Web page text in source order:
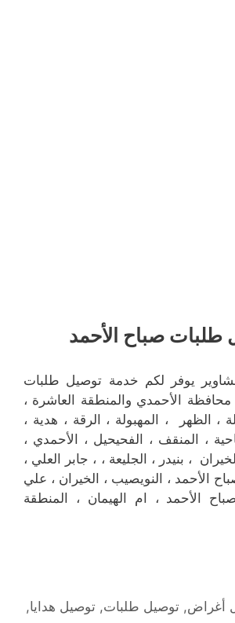
طلبات صباح الأحمد
يوفر لكم خدمة توصيل طلبات
الأحمدي والمنطقة العاشرة ،
، الظهر ، المهبولة ، الرقة ، هدية ،
، المنقف ، الفحيحيل ، الأحمدي ،
، بنيدر ، الجليعة ، ، جابر العلي ،
الأحمد ، النويصيب ، الخيران ، علي
الأحمد ، ام الهيمان ، المنطقة
أغراض,توصيل طلبات,توصيل هدايا,